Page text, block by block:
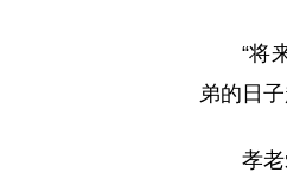
“将
弟的日
孝